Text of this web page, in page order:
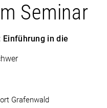
Seminar
Einführung in die
Grafenwald